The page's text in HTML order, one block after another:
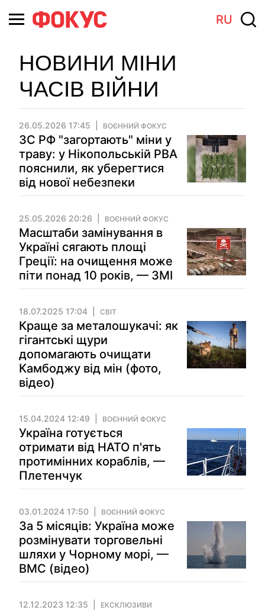
RU
НОВИНИ МІНИ
ЧАСІВ ВІЙНИ
26.05.2026 17:45 ВОЄННИЙ ФОКУС
ЗС РФ "загортають" міни у
траву: у Нікопольській РВА
пояснили, як уберегтися
від нової небезпеки
25.05.2026 20:26 ВОЄННИЙ ФОКУС
Масштаби замінування в
Україні сягають площі
Греції: на очищення може
піти понад 10 років, — ЗМІ
18.07.2025 17:04 СВІТ
Краще за металошукачі: як
гігантські щури
допомагають очищати
Камбоджу від мін (фото,
відео)
15.04.2024 12:49 ВОЄННИЙ ФОКУС
Україна готується
отримати від НАТО п'ять
протимінних кораблів, —
Плетенчук
03.01.2024 17:50 ВОЄННИЙ ФОКУС
За 5 місяців: Україна може
розмінувати торговельні
шляхи у Чорному морі, —
ВМС (відео)
12.12.2023 12:35 ЕКСКЛЮЗИВИ